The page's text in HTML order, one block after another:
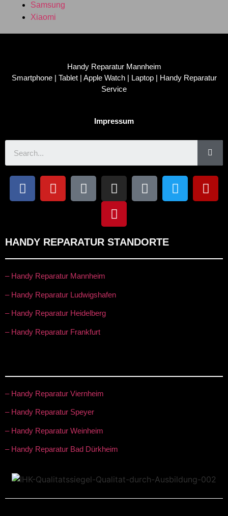
Samsung
Xiaomi
Handy Reparatur Mannheim
Smartphone | Tablet | Apple Watch | Laptop | Handy Reparatur
Service
Impressum
HANDY REPARATUR STANDORTE
– Handy Reparatur Mannheim
– Handy Reparatur Ludwigshafen
– Handy Reparatur Heidelberg
– Handy Reparatur Frankfurt
– Handy Reparatur Viernheim
– Handy Reparatur Speyer
– Handy Reparatur Weinheim
– Handy Reparatur Bad Dürkheim